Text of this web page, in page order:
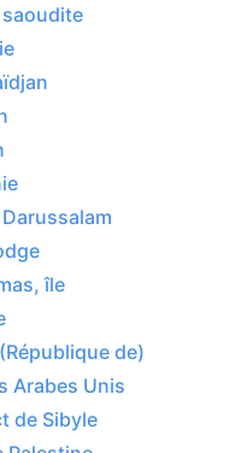
île
de)
Unis
Sibyle